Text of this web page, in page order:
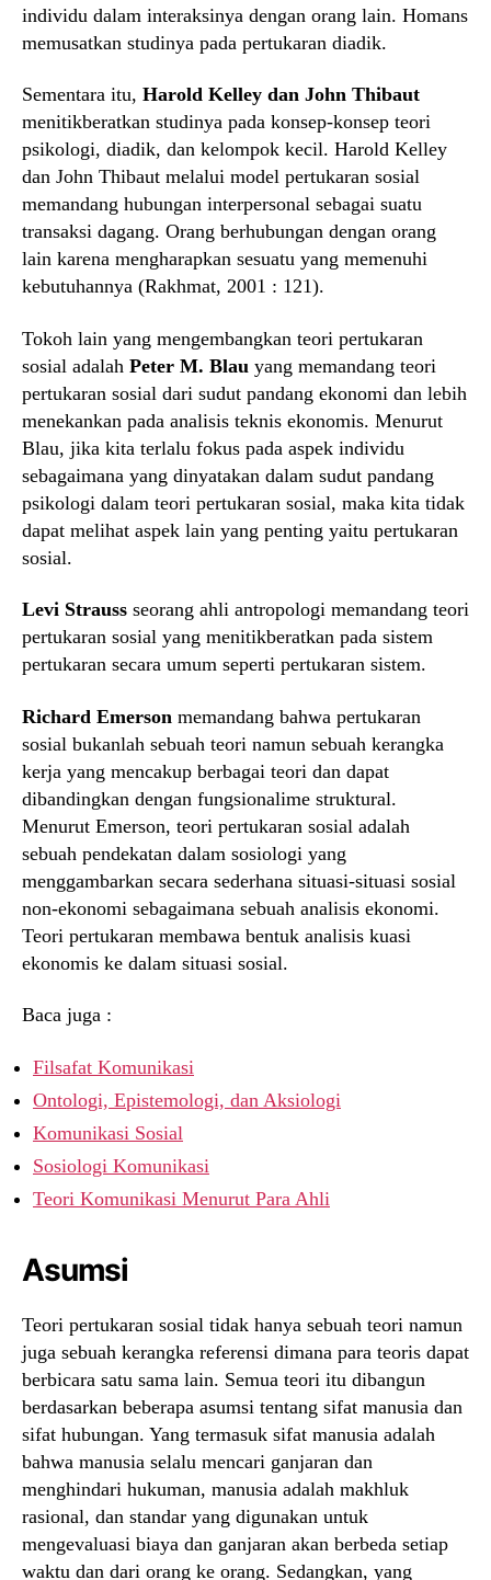
individu dalam interaksinya dengan orang lain. Homans
memusatkan studinya pada pertukaran diadik.
Sementara itu, Harold Kelley dan John Thibaut
menitikberatkan studinya pada konsep-konsep teori
psikologi, diadik, dan kelompok kecil. Harold Kelley
dan John Thibaut melalui model pertukaran sosial
memandang hubungan interpersonal sebagai suatu
transaksi dagang. Orang berhubungan dengan orang
lain karena mengharapkan sesuatu yang memenuhi
kebutuhannya (Rakhmat, 2001 : 121).
Tokoh lain yang mengembangkan teori pertukaran
sosial adalah Peter M. Blau yang memandang teori
pertukaran sosial dari sudut pandang ekonomi dan lebih
menekankan pada analisis teknis ekonomis. Menurut
Blau, jika kita terlalu fokus pada aspek individu
sebagaimana yang dinyatakan dalam sudut pandang
psikologi dalam teori pertukaran sosial, maka kita tidak
dapat melihat aspek lain yang penting yaitu pertukaran
sosial.
Levi Strauss seorang ahli antropologi memandang teori
pertukaran sosial yang menitikberatkan pada sistem
pertukaran secara umum seperti pertukaran sistem.
Richard Emerson memandang bahwa pertukaran
sosial bukanlah sebuah teori namun sebuah kerangka
kerja yang mencakup berbagai teori dan dapat
dibandingkan dengan fungsionalime struktural.
Menurut Emerson, teori pertukaran sosial adalah
sebuah pendekatan dalam sosiologi yang
menggambarkan secara sederhana situasi-situasi sosial
non-ekonomi sebagaimana sebuah analisis ekonomi.
Teori pertukaran membawa bentuk analisis kuasi
ekonomis ke dalam situasi sosial.
Baca juga :
Filsafat Komunikasi
Ontologi, Epistemologi, dan Aksiologi
Komunikasi Sosial
Sosiologi Komunikasi
Teori Komunikasi Menurut Para Ahli
Asumsi
Teori pertukaran sosial tidak hanya sebuah teori namun
juga sebuah kerangka referensi dimana para teoris dapat
berbicara satu sama lain. Semua teori itu dibangun
berdasarkan beberapa asumsi tentang sifat manusia dan
sifat hubungan. Yang termasuk sifat manusia adalah
bahwa manusia selalu mencari ganjaran dan
menghindari hukuman, manusia adalah makhluk
rasional, dan standar yang digunakan untuk
mengevaluasi biaya dan ganjaran akan berbeda setiap
waktu dan dari orang ke orang. Sedangkan, yang